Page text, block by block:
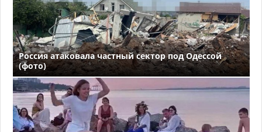
Россия атаковала частный сектор под Одессой
(фото)